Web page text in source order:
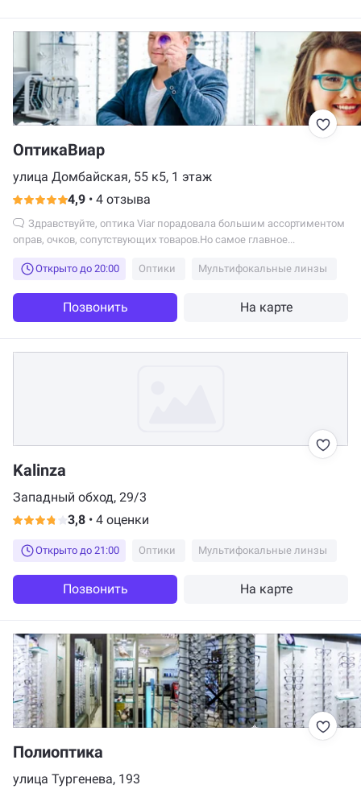
ОптикаВиар
улица Домбайская, 55 к5, 1 этаж
4,9 • 4 отзыва
оправ, очков, сопутствующих товаров.Но самое главное...
Открыто до 20:00 Оптики Мультифокальные линзы
Позвонить На карте
Kalinza
Западный обход, 29/3
3,8 • 4 оценки
Открыто до 21:00 Оптики Мультифокальные линзы
Позвонить На карте
Полиоптика
улица Тургенева, 193